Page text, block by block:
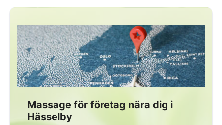
Massage för företag nära dig i
Hässelby